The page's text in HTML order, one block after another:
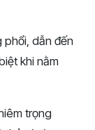
phổi, dẫn đến
khi nằm
trọng